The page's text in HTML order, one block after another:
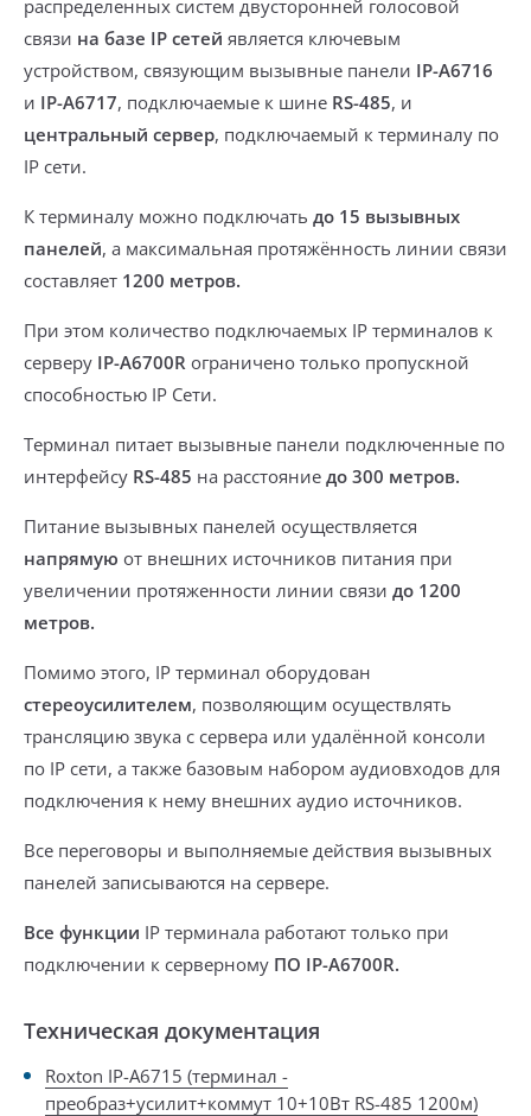
распределенных систем двусторонней голосовой
связи на базе IP сетей является ключевым
устройством, связующим вызывные панели IP-A6716
и IP-A6717, подключаемые к шине RS-485, и
центральный сервер, подключаемый к терминалу по
IP сети.
К терминалу можно подключать до 15 вызывных
панелей, а максимальная протяжённость линии связи
составляет 1200 метров.
При этом количество подключаемых IP терминалов к
серверу IP-A6700R ограничено только пропускной
способностью IP Сети.
Терминал питает вызывные панели подключенные по
интерфейсу RS-485 на расстояние до 300 метров.
Питание вызывных панелей осуществляется
напрямую от внешних источников питания при
увеличении протяженности линии связи до 1200
метров.
Помимо этого, IP терминал оборудован
стереоусилителем, позволяющим осуществлять
трансляцию звука с сервера или удалённой консоли
по IP сети, а также базовым набором аудиовходов для
подключения к нему внешних аудио источников.
Все переговоры и выполняемые действия вызывных
панелей записываются на сервере.
Все функции IP терминала работают только при
подключении к серверному ПО IP-A6700R.
Техническая документация
Roxton IP-A6715 (терминал -
преобраз+усилит+коммут 10+10Вт RS-485 1200м)